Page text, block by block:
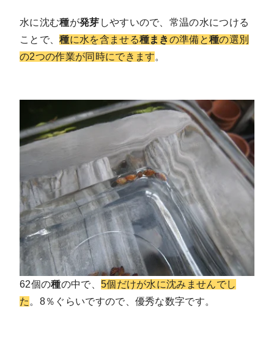
水に沈む種が発芽 しやすいので、常温の水につける
ことで、種に水を含ませる種まきの準備と種の選別
の2つの作業が同時にできます。
62個の種の中で、 5個だけが水に沈みませんでし
た 。8％ぐらいですので、優秀な数字です。